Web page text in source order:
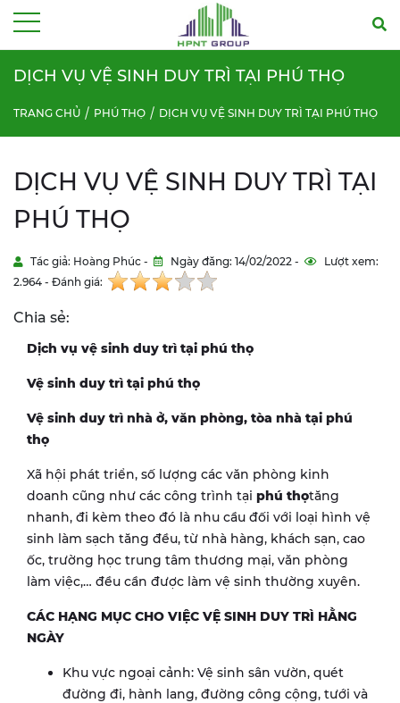
DỊCH VỤ VỆ SINH DUY TRÌ TẠI PHÚ THỌ
TRANG CHỦ PHÚ THỌ DỊCH VỤ VỆ SINH DUY TRÌ TẠI PHÚ THỌ
DỊCH VỤ VỆ SINH DUY TRÌ TẠI
PHÚ THỌ
Tác giả: Hoàng Phúc - Ngày đăng: 14/02/2022 -
Lượt xem:
2.964 - Đánh giá:
Chia sẻ:
Dịch vụ vệ sinh duy trì tại phú thọ
Vệ sinh duy trì tại phú thọ
Vệ sinh duy trì nhà ở, văn phòng, tòa nhà tại phú
thọ
Xã hội phát triển, số lượng các văn phòng kinh
doanh cũng như các công trình tại phú thọtăng
nhanh, đi kèm theo đó là nhu cầu đối với loại hình vệ
sinh làm sạch tăng đều, từ nhà hàng, khách sạn, cao
ốc, trường học trung tâm thương mại, văn phòng
làm việc,… đều cần được làm vệ sinh thường xuyên.
CÁC HẠNG MỤC CHO VIỆC VỆ SINH DUY TRÌ HẰNG
NGÀY
Khu vực ngoại cảnh: Vệ sinh sân vườn, quét
đường đi, hành lang, đường công cộng, tưới và